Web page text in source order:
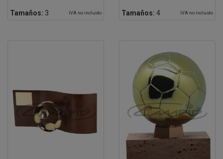
Tamaños: 3 IVA no incluido Tamaños: 4 IVA no incluido